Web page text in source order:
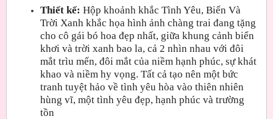
Thiết kế: Hộp khoảnh khắc Tình Yêu, Biển Và
Trời Xanh khắc họa hình ảnh chàng trai đang tặng
cho cô gái bó hoa đẹp nhất, giữa khung cảnh biển
khơi và trời xanh bao la, cả 2 nhìn nhau với đôi
mắt trìu mến, đôi mắt của niềm hạnh phúc, sự khát
khao và niềm hy vọng. Tất cả tạo nên một bức
tranh tuyệt hảo về tình yêu hòa vào thiên nhiên
hùng vĩ, một tình yêu đẹp, hạnh phúc và trường
tồn